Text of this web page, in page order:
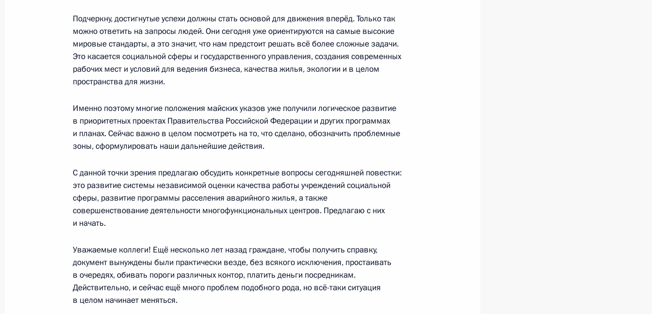
4 мая 2017 года, 14:45
Рабочая встреча с губернатором Псковской области Андреем
Турчаком
Рабочая встреча с временно исполняющим обязанности
губернатора Псковской области Андреем Турчаком
20 августа 2014 года, 12:35
Заседание президиума Госсовета по вопросам развития системы
социальной защиты пожилых людей
Андрей Турчак назначен временно исполняющим обязанности
губернатора Псковской области
Подчеркну, достигнутые успехи должны стать основой для движения вперёд. Только так
можно ответить на запросы людей. Они сегодня уже ориентируются на самые высокие
мировые стандарты, а это значит, что нам предстоит решать всё более сложные задачи.
Это касается социальной сферы и государственного управления, создания современных
рабочих мест и условий для ведения бизнеса, качества жилья, экологии и в целом
пространства для жизни.
Именно поэтому многие положения майских указов уже получили логическое развитие
в приоритетных проектах Правительства Российской Федерации и других программах
и планах. Сейчас важно в целом посмотреть на то, что сделано, обозначить проблемные
зоны, сформулировать наши дальнейшие действия.
С данной точки зрения предлагаю обсудить конкретные вопросы сегодняшней повестки:
это развитие системы независимой оценки качества работы учреждений социальной
сферы, развитие программы расселения аварийного жилья, а также
совершенствование деятельности многофункциональных центров. Предлагаю с них
и начать.
Уважаемые коллеги! Ещё несколько лет назад граждане, чтобы получить справку,
документ вынуждены были практически везде, без всякого исключения, простаивать
в очередях, обивать пороги различных контор, платить деньги посредникам.
Действительно, и сейчас ещё много проблем подобного рода, но всё-таки ситуация
в целом начинает меняться.